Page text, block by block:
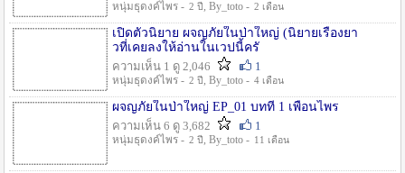
หนุ่มธุดงค์ไพร - 2 ปี , By_toto - 2 เดือน
เปิดตัวนิยาย ผจญภัยในป่าใหญ่ (นิยายเรื่องยา
วที่เคยลงให้อ่านในเวปนี้ครั
ความเห็น 1 ดู 2,046
1
หนุ่มธุดงค์ไพร - 2 ปี , By_toto - 4 เดือน
ผจญภัยในป่าใหญ่ EP_01 บทที่ 1 เพื่อนไพร
ความเห็น 6 ดู 3,682
1
หนุ่มธุดงค์ไพร - 2 ปี , By_toto - 11 เดือน